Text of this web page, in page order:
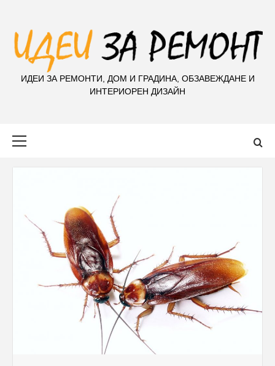
ИДЕИ ЗА РЕМОНТИ, ДОМ И ГРАДИНА, ОБЗАВЕЖДАНЕ И
ИНТЕРИОРЕН ДИЗАЙН